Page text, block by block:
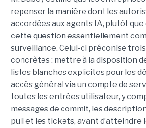
repenser la manière dont les
accordées aux agents IA, plutôt
cette question essentiellement
surveillance. Celui-ci préconise
concrètes : mettre à la disposition
listes blanches explicites pour les
accès général via un compte de
toutes les entrées utilisateur, y
messages de commit, les
pull et les tickets, avant d’atteindre